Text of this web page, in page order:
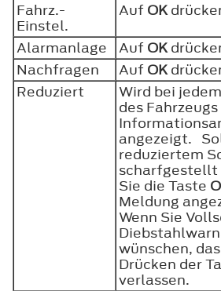
Fahrz.-
Einstel.
Auf OK
Alarmanlage
Auf OK
Nachfragen
Auf OK
Reduziert
Wird bei
des
angezeigt.
reduziertem
scharfgestellt
Sie die Taste
Meldung
Wenn Sie
wünschen,
Drücken der
verlassen.